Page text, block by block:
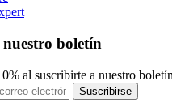
nuestro boletín
al suscribirte a nuestro boletín
Suscribirse